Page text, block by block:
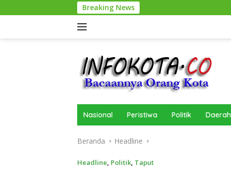
ke
Breaking News
Nasional Peristiwa Politik Daerah
Beranda Headline
Headline, Politik, Taput